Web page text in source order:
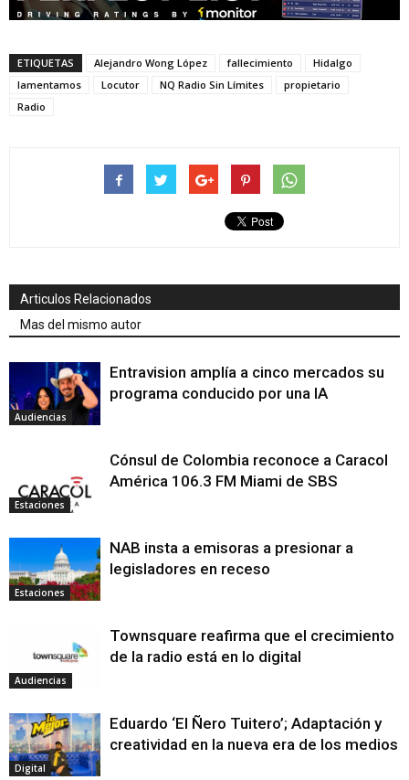
ETIQUETAS Alejandro Wong López fallecimiento
Hidalgo
lamentamos
Locutor NQ Radio Sin Límites
propietario
Radio
Articulos Relacionados
Mas del mismo autor
Audiencias
Entravision amplía a cinco mercados su
programa conducido por una IA
Estaciones
Cónsul de Colombia reconoce a Caracol
América 106.3 FM Miami de SBS
Estaciones
NAB insta a emisoras a presionar a
legisladores en receso
Audiencias
Townsquare reafirma que el crecimiento
de la radio está en lo digital
Digital
Eduardo ‘El Ñero Tuitero’; Adaptación y
creatividad en la nueva era de los medios